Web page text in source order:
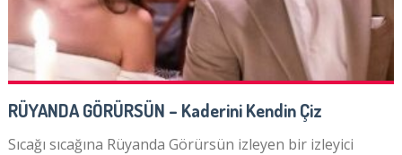
RÜYANDA GÖRÜRSÜN – Kaderini Kendin Çiz
Sıcağı sıcağına Rüyanda Görürsün izleyen bir izleyici